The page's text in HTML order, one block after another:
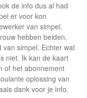
de info dus al had
er voor kon
van simpel.
hebben beiden,
simpel. Echter wat
niet. Ik kan de kaart
of het abonnement
oplossing van
dank voor je info.